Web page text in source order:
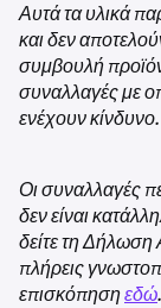
Αυτά τα υλικά
και δεν
συμβουλή
συναλλαγές με
ενέχουν κίνδυνο.
Οι συναλλαγές
δεν είναι
δείτε τη
πλήρεις
επισκόπησηεδώ.